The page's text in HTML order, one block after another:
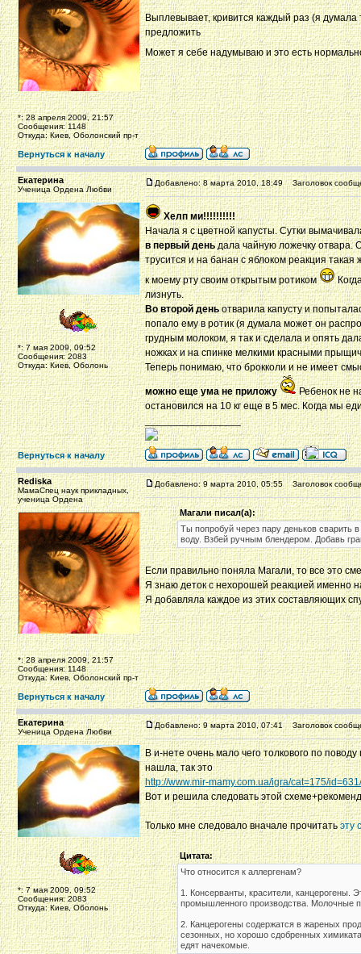
*: 28 апреля 2009, 21:57
Сообщения: 1148
Откуда: Киев, Оболонский пр-т
Выплевывает, кривится каждый раз (я думала
предложить
Может я себе надумываю и это есть
Вернуться к началу
Екатерина
Ученица Ордена Любви
*: 7 мая 2009, 09:52
Сообщения: 2083
Откуда: Киев, Оболонь
Добавлено: 8 марта 2010, 18:49 Заголовок
Хелп ми!!!!!!!!!!
Начала я с цветной капусты. Сутки
в первый деньдала чайную ложечку отвара.
трусится и на банан с яблоком реакция
к моему рту своим открытым ротиком
лизнуть.
Во второй деньотварила капусту и
попало ему в ротик (я думала может он
грудным молоком, я так и сделала и опять
ножках и на спинке мелкими красными
Теперь понимаю, что брокколи и не имеет
можно еще ума не приложу
Ребенок не
остановился на 10 кг еще в 5 мес. Когда мы
_________________
Вернуться к началу
Rediska
МамаСпец наук прикладных,
ученица Ордена
*: 28 апреля 2009, 21:57
Сообщения: 1148
Откуда: Киев, Оболонский пр-т
Добавлено: 9 марта 2010, 05:55 Заголовок
Магали писал(а):
Ты попробуй через пару деньков сварить
воду. Взбей ручным блендером. Добавь
Если правильно поняла Магали, то все это
Я знаю деток с нехорошей реакцией именно
Я добавляла каждое из этих составляющих
Вернуться к началу
Екатерина
Ученица Ордена Любви
*: 7 мая 2009, 09:52
Сообщения: 2083
Откуда: Киев, Оболонь
Добавлено: 9 марта 2010, 07:41 Заголовок
В и-нете очень мало чего толкового по
нашла, так это
http://www.mir-mamy.com.ua/igra/cat=175/id=631/
Вот и решила следовать этой
Только мне следовало вначале прочитатьэту
Цитата:
Что относится к аллергенам?
1. Консерванты, красители, канцерогены.
промышленного производства. Молочные
2. Канцерогены содержатся в жареных
сезонных, но хорошо сдобренных
едят начекомые.